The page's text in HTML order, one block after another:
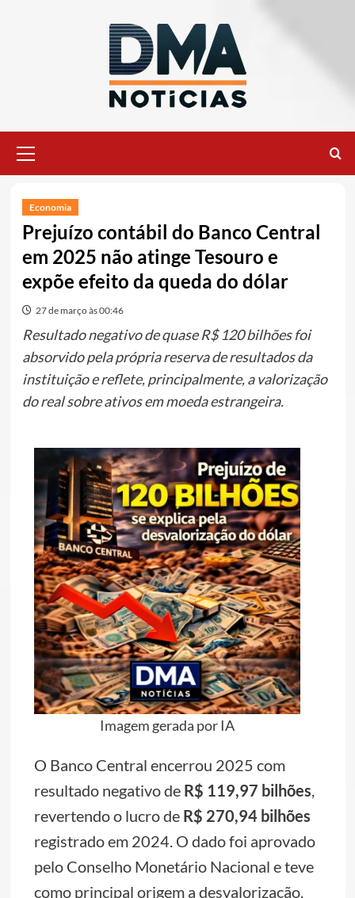
principal
Economia
Prejuízo contábil do Banco Central
em 2025 não atinge Tesouro e
expõe efeito da queda do dólar
27 de março às 00:46
Resultado negativo de quase R$ 120 bilhões foi
absorvido pela própria reserva de resultados da
instituição e reflete, principalmente, a valorização
do real sobre ativos em moeda estrangeira.
Imagem gerada por IA
O Banco Central encerrou 2025 com
resultado negativo de R$ 119,97 bilhões,
revertendo o lucro de R$ 270,94 bilhões
registrado em 2024. O dado foi aprovado
pelo Conselho Monetário Nacional e teve
como principal origem a desvalorização,